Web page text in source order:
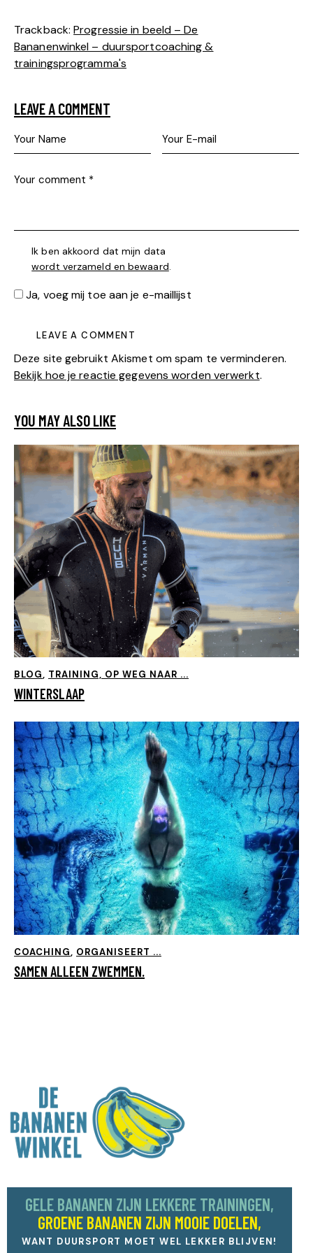
Trackback:Progressie in beeld – De
Bananenwinkel – duursportcoaching &
trainingsprogramma's
LEAVE A COMMENT
Ik ben akkoord dat mijn data
wordt verzameld en bewaard.
Ja, voeg mij toe aan je e-maillijst
Deze site gebruikt Akismet om spam te verminderen.
Bekijk hoe je reactie gegevens worden verwerkt.
YOU MAY ALSO LIKE
BLOG, TRAINING, OP WEG NAAR ...
WINTERSLAAP
COACHING, ORGANISEERT ...
SAMEN ALLEEN ZWEMMEN.
GELE BANANEN ZIJN LEKKERE TRAININGEN,
GROENE BANANEN ZIJN MOOIE DOELEN,
WANT DUURSPORT MOET WEL LEKKER BLIJVEN!